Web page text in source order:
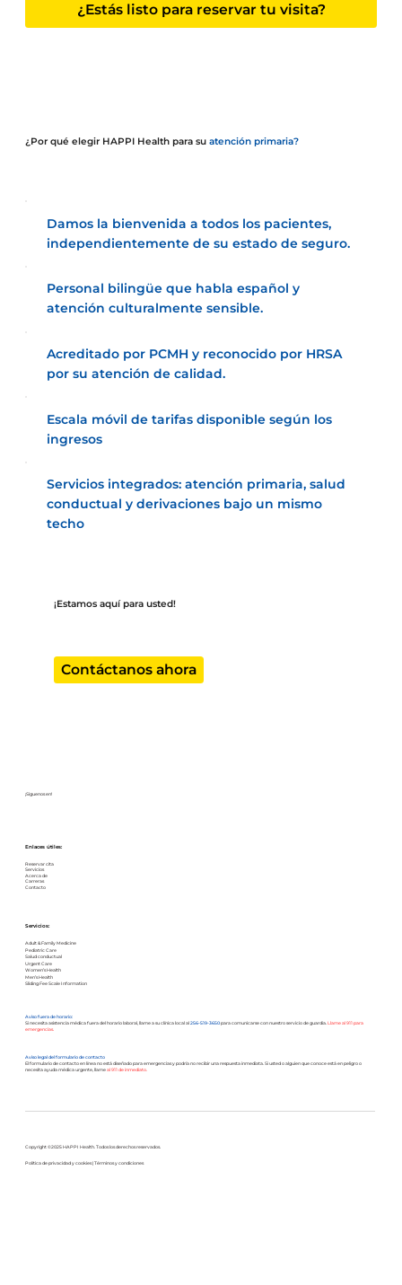
¿Estás listo para reservar tu visita?
¿Por qué elegir HAPPI Health para suatención primaria?
Damos la bienvenida a todos los pacientes,
independientemente de su estado de seguro.
Personal bilingüe que habla español y
atención culturalmente sensible.
Acreditado por PCMH y reconocido por HRSA
por su atención de calidad.
Escala móvil de tarifas disponible según los
ingresos
Servicios integrados: atención primaria, salud
conductual y derivaciones bajo un mismo
techo
¡Estamos aquí para usted!
Contáctanos ahora
¡Siguenos en!
Enlaces útiles:
Reservar cita
Servicios
Acerca de
Carreras
Contacto
Servicios:
Adult & Family Medicine
Pediatric Care
Salud conductual
Urgent Care
Women’s Health
Men’s Health
Sliding Fee Scale Information
Aviso fuera de horario:
Si necesita asistencia médica fuera del horario laboral, llame a su clínica local al256-519-3650para comunicarse con nuestro servicio de guardia.Llame al 911 para
emergencias.
Aviso legal del formulario de contacto
El formulario de contacto en línea no está diseñado para emergencias y podría no recibir una respuesta inmediata. Si usted o alguien que conoce está en peligro o
necesita ayuda médica urgente, llameal 911 de inmediato.
Copyright ©2025 HAPPI Health. Todos los derechos reservados.
Política de privacidad y cookies|Términos y condiciones